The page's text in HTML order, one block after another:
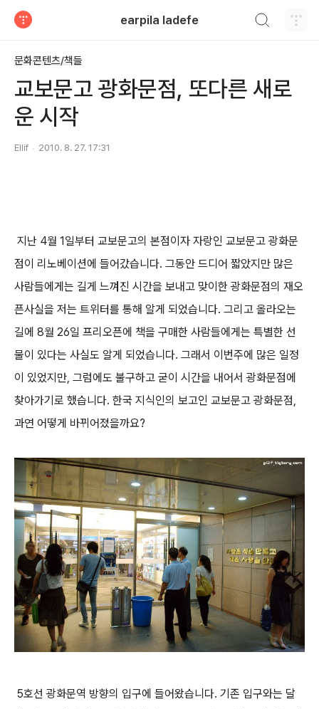
earpila ladefe
문화콘텐츠/책들
교보문고 광화문점, 또다른 새로
운 시작
Ellif 2010. 8. 27. 17:31
지난 4월 1일부터 교보문고의 본점이자 자랑인 교보문고 광화문
점이 리노베이션에 들어갔습니다. 그동안 드디어 짧았지만 많은
사람들에게는 길게 느껴진 시간을 보내고 맞이한 광화문점의 재오
픈사실을 저는 트위터를 통해 알게 되었습니다. 그리고 올라오는
길에 8월 26일 프리오픈에 책을 구매한 사람들에게는 특별한 선
물이 있다는 사실도 알게 되었습니다. 그래서 이번주에 많은 일정
이 있었지만, 그럼에도 불구하고 굳이 시간을 내어서 광화문점에
찾아가기로 했습니다. 한국 지식인의 보고인 교보문고 광화문점,
과연 어떻게 바뀌어졌을까요?
5호선 광화문역 방향의 입구에 들어왔습니다. 기존 입구와는 달